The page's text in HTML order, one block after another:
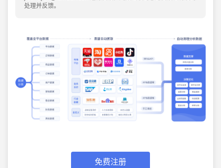
处理并反馈。
免费注册